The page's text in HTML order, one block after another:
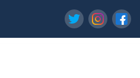
Konser ve Çocuk